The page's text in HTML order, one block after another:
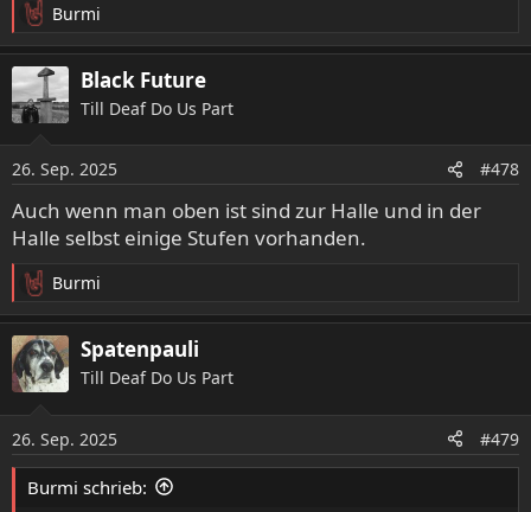
R
e
a
k
t
n
e
n
:
Burmi
Black Future
Till Deaf Do Us Part
26. Sep. 2025 #478
Auch wenn man oben ist sind zur Halle und in der
Halle selbst einige Stufen vorhanden.
R
e
a
k
t
n
e
n
Burmi
Spatenpauli
Till Deaf Do Us Part
26. Sep. 2025 #479
Burmi schrieb: